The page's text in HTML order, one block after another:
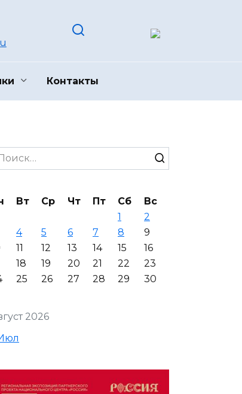
Контакты
2026
Вт Ср Чт Пт Сб
Вс
1
2
4 5 6 7 8
9
11 12 13 14 15
16
18 19 20 21 22
23
25 26 27 28 29
30